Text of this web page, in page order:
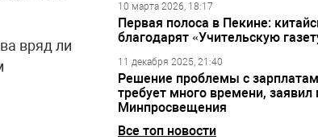
вряд ли
10 марта 2026, 18:17
Первая полоса в Пекине:
благодарят «Учительскую
11 декабря 2025, 21:40
Решение проблемы с
требует много времени, заявил
Минпросвещения
Все топ новости